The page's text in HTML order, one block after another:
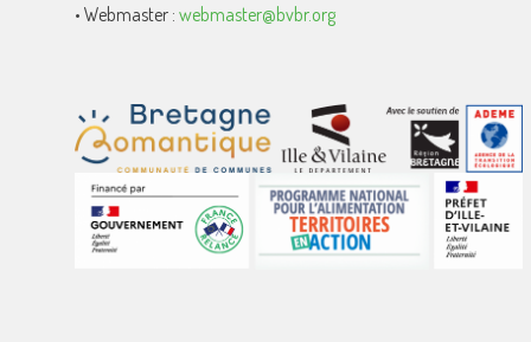
• Webmaster :webmaster@bvbr.org